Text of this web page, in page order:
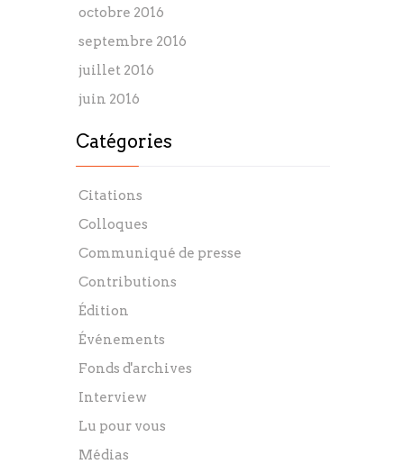
octobre 2016
septembre 2016
juillet 2016
juin 2016
Catégories
Citations
Colloques
Communiqué de presse
Contributions
Édition
Événements
Fonds d'archives
Interview
Lu pour vous
Médias